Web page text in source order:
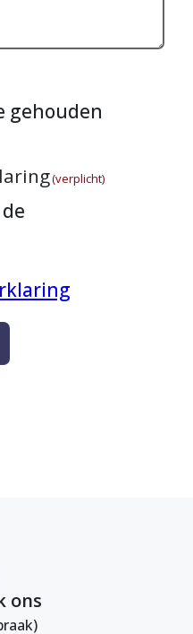
gehouden
(verplicht)
ons